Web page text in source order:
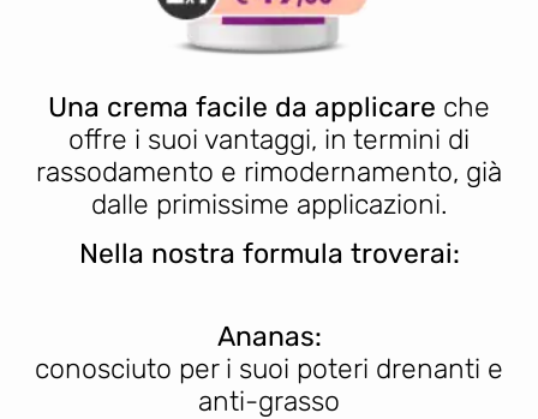
Una crema facile da applicare che
offre i suoi vantaggi, in termini di
rassodamento e rimodernamento, già
dalle primissime applicazioni.
Nella nostra formula troverai:
Ananas:
conosciuto per i suoi poteri drenanti e
anti-grasso